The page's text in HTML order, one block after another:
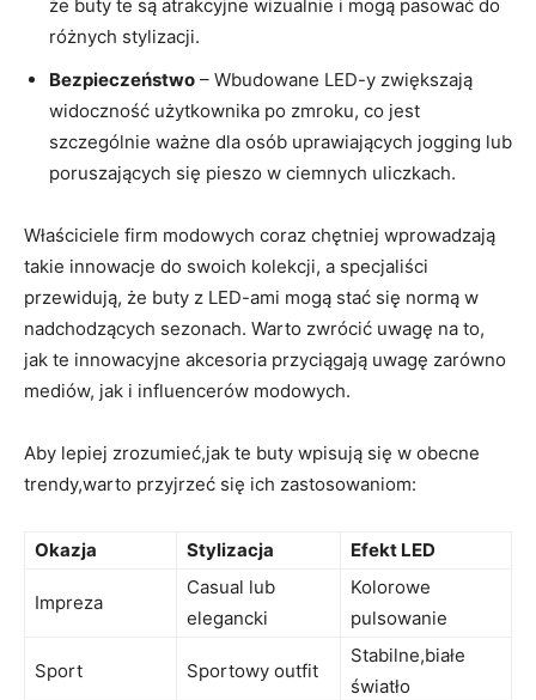
że buty te są atrakcyjne wizualnie i mogą pasować do
różnych stylizacji.
Bezpieczeństwo – Wbudowane LED-y zwiększają
widoczność użytkownika po zmroku, co jest
szczególnie ważne dla osób uprawiających jogging lub
poruszających się pieszo w ciemnych uliczkach.
Właściciele firm modowych coraz chętniej wprowadzają
takie innowacje do swoich kolekcji, a specjaliści
przewidują, że buty z LED-ami mogą stać się normą w
nadchodzących sezonach. Warto zwrócić uwagę na to,
jak te innowacyjne akcesoria przyciągają uwagę zarówno
mediów, jak i influencerów modowych.
Aby lepiej zrozumieć,jak te buty wpisują się w obecne
trendy,warto przyjrzeć się ich zastosowaniom:
Okazja Stylizacja Efekt LED
Impreza
Casual lub
elegancki
Kolorowe
pulsowanie
Sport Sportowy outfit
Stabilne,białe
światło